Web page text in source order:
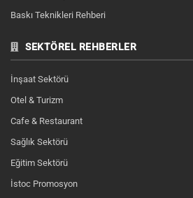
Baskı Teknikleri Rehberi
SEKTÖREL REHBERLER
İnşaat Sektörü
Otel & Turizm
Cafe & Restaurant
Sağlık Sektörü
Eğitim Sektörü
İstoc Promosyon